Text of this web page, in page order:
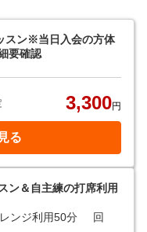
スン※当日入会の方体
要確認
3,300円
る
ン＆自主練の打席利用
ンジ利用50分
回